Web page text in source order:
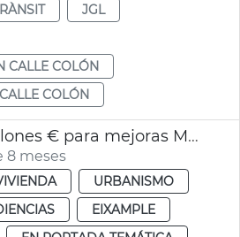
JGL
CALLE COLÓN
COLÓN
Inversión 3 millones € para mejoras Mercado Colón
8 meses
URBANISMO
EIXAMPLE